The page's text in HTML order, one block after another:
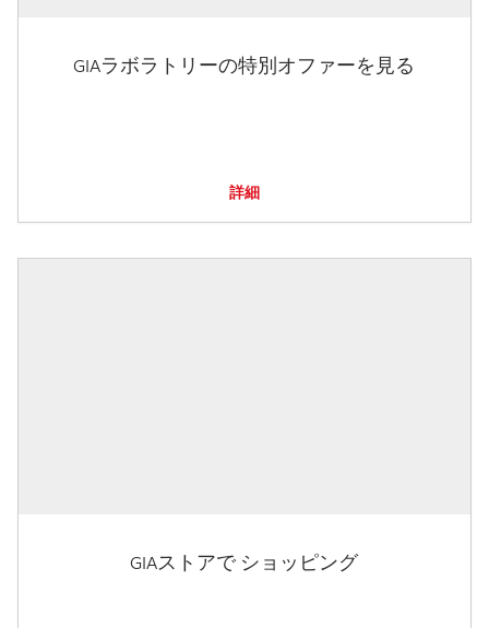
GIAラボラトリーの特別オファーを見る
詳細
GIAストアで ショッピング